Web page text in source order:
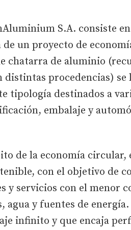
S.A. consiste
un proyecto de
chatarra de aluminio
distintas procedencias) se
tipología destinados a
embalaje y
de la economía circular,
con el objetivo de
y servicios con el menor
y fuentes de
infinito y que encaja